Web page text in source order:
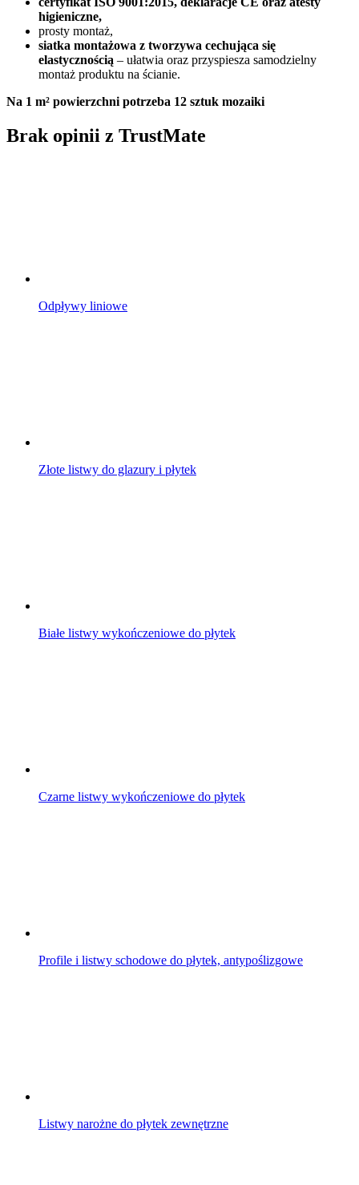
higieniczne,
prosty montaż,
siatka montażowa z tworzywa cechująca się
elastycznością – ułatwia oraz przyspiesza samodzielny
montaż produktu na ścianie.
Na 1 m² powierzchni potrzeba 12 sztuk mozaiki
Brak opinii z TrustMate
Odpływy liniowe
Złote listwy do glazury i płytek
Białe listwy wykończeniowe do płytek
Czarne listwy wykończeniowe do płytek
Profile i listwy schodowe do płytek, antypoślizgowe
Listwy narożne do płytek zewnętrzne